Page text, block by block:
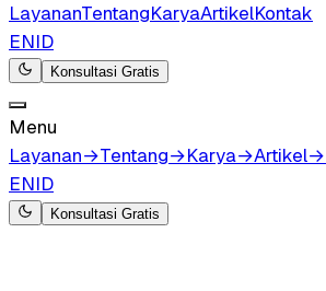
LayananTentangKaryaArtikelKontak
ENID
Konsultasi Gratis
Menu
Layanan→Tentang→Karya→Artikel→
ENID
Konsultasi Gratis